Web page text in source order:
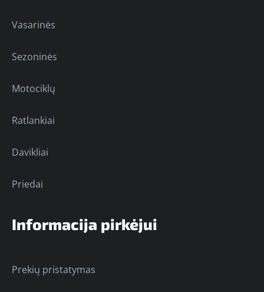
Vasarinės
Sezoninės
Motociklų
Ratlankiai
Davikliai
Priedai
Informacija pirkėjui
Prekių pristatymas